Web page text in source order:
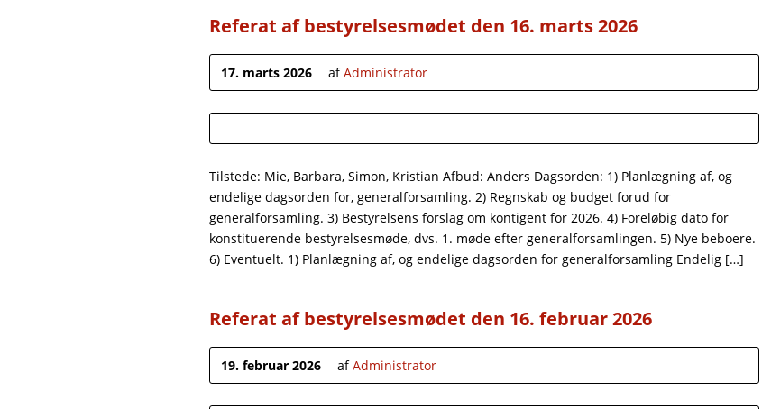
Referat af bestyrelsesmødet den 16. marts 2026
17. marts 2026 afAdministrator
Tilstede: Mie, Barbara, Simon, Kristian Afbud: Anders Dagsorden: 1) Planlægning af, og
endelige dagsorden for, generalforsamling. 2) Regnskab og budget forud for
generalforsamling. 3) Bestyrelsens forslag om kontigent for 2026. 4) Foreløbig dato for
konstituerende bestyrelsesmøde, dvs. 1. møde efter generalforsamlingen. 5) Nye beboere.
6) Eventuelt. 1) Planlægning af, og endelige dagsorden for generalforsamling Endelig […]
Referat af bestyrelsesmødet den 16. februar 2026
19. februar 2026 afAdministrator